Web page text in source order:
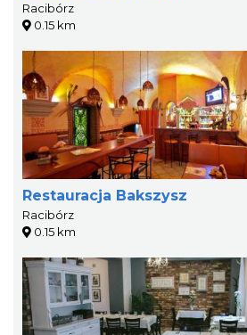
Racibórz
0.15 km
Restauracja Bakszysz
Racibórz
0.15 km